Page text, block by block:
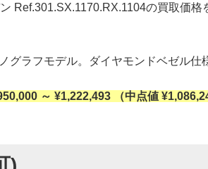
Ref.301.SX.1170.RX.1104の買取価
グラフモデル。ダイヤモンドベゼル仕
～ ¥1,222,493 （中点値